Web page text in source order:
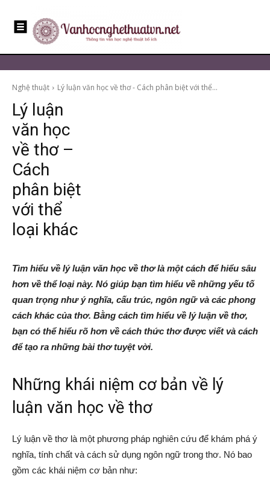
Nghệ thuật Lý luận văn học về thơ - Cách phân biệt với thể...
Lý luận
văn học
về thơ –
Cách
phân biệt
với thể
loại khác
Tìm hiểu về lý luận văn học về thơ là một cách để hiểu sâu
hơn về thể loại này. Nó giúp bạn tìm hiểu về những yếu tố
quan trọng như ý nghĩa, cấu trúc, ngôn ngữ và các phong
cách khác của thơ. Bằng cách tìm hiểu về lý luận về thơ,
bạn có thể hiểu rõ hơn về cách thức thơ được viết và cách
để tạo ra những bài thơ tuyệt vời.
Những khái niệm cơ bản về lý
luận văn học về thơ
Lý luận về thơ là một phương pháp nghiên cứu để khám phá ý
nghĩa, tính chất và cách sử dụng ngôn ngữ trong thơ. Nó bao
gồm các khái niệm cơ bản như: